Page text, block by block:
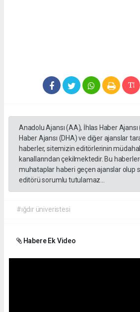
Anadolu Ajansı (AA), İhlas Haber
Haber Ajansı (DHA) ve diğer ajanslar
haberler, sitemizin editörlerinin
kanallarından çekilmektedir. Bu
muhataplar haberi geçen ajanslar olup
editörü sorumlu tutulamaz...
#ığdır üniveristesi
Habere Ek Video